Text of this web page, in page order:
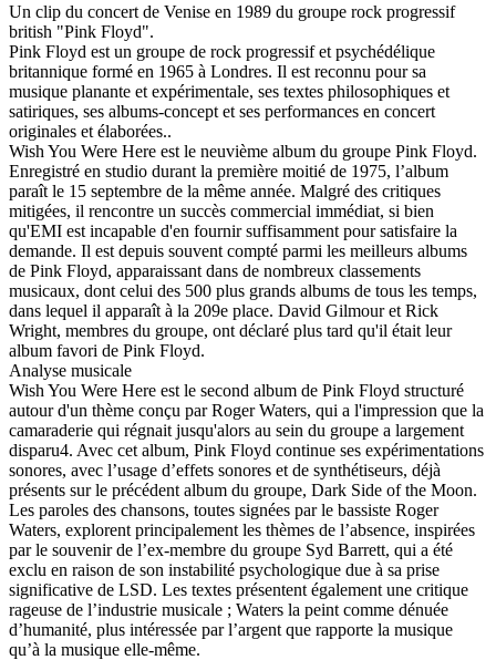
Un clip du concert de Venise en 1989 du groupe rock progressif
british "Pink Floyd".
Pink Floyd est un groupe de rock progressif et psychédélique
britannique formé en 1965 à Londres. Il est reconnu pour sa
musique planante et expérimentale, ses textes philosophiques et
satiriques, ses albums-concept et ses performances en concert
originales et élaborées..
Wish You Were Here est le neuvième album du groupe Pink Floyd.
Enregistré en studio durant la première moitié de 1975, l’album
paraît le 15 septembre de la même année. Malgré des critiques
mitigées, il rencontre un succès commercial immédiat, si bien
qu'EMI est incapable d'en fournir suffisamment pour satisfaire la
demande. Il est depuis souvent compté parmi les meilleurs albums
de Pink Floyd, apparaissant dans de nombreux classements
musicaux, dont celui des 500 plus grands albums de tous les temps,
dans lequel il apparaît à la 209e place. David Gilmour et Rick
Wright, membres du groupe, ont déclaré plus tard qu'il était leur
album favori de Pink Floyd.
Analyse musicale
Wish You Were Here est le second album de Pink Floyd structuré
autour d'un thème conçu par Roger Waters, qui a l'impression que la
camaraderie qui régnait jusqu'alors au sein du groupe a largement
disparu4. Avec cet album, Pink Floyd continue ses expérimentations
sonores, avec l’usage d’effets sonores et de synthétiseurs, déjà
présents sur le précédent album du groupe, Dark Side of the Moon.
Les paroles des chansons, toutes signées par le bassiste Roger
Waters, explorent principalement les thèmes de l’absence, inspirées
par le souvenir de l’ex-membre du groupe Syd Barrett, qui a été
exclu en raison de son instabilité psychologique due à sa prise
significative de LSD. Les textes présentent également une critique
rageuse de l’industrie musicale ; Waters la peint comme dénuée
d’humanité, plus intéressée par l’argent que rapporte la musique
qu’à la musique elle-même.